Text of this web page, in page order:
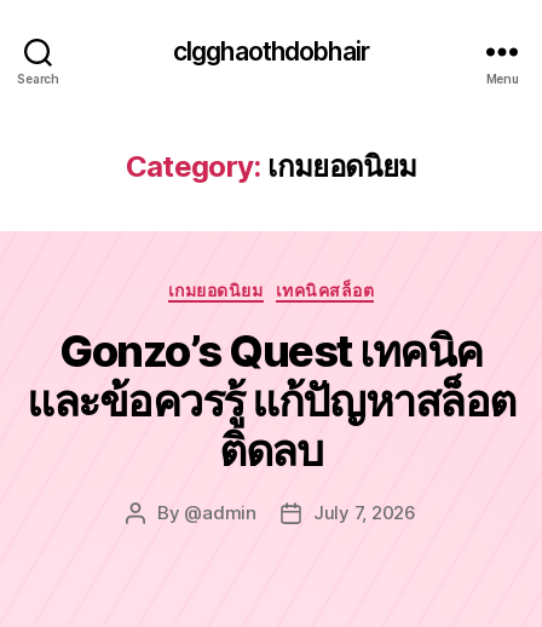
Search
clgghaothdobhair
Menu
Category: เกมยอดนิยม
Categories
เกมยอดนิยม เทคนิคสล็อต
Gonzo’s Quest เทคนิค
และข้อควรรู้ แก้ปัญหาสล็อต
ติดลบ
Post
By @admin
PostJuly 7, 2026